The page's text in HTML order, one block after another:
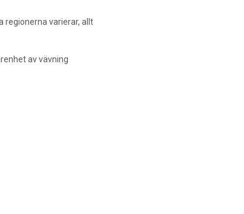
regionerna varierar, allt
av vävning